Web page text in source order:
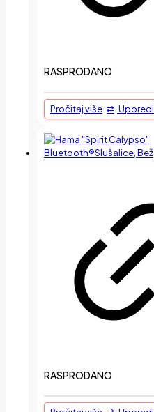
RASPRODANO
Pročitaj više Uporedi
RASPRODANO